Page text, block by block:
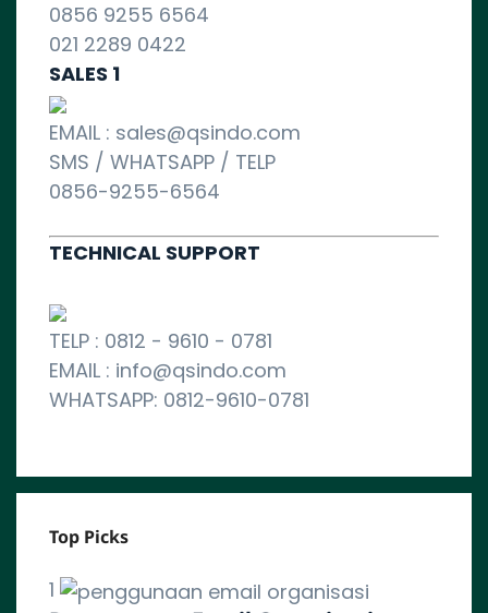
0856 9255 6564
021 2289 0422
SALES 1
EMAIL : sales@qsindo.com
SMS / WHATSAPP / TELP
0856-9255-6564
TECHNICAL SUPPORT
TELP : 0812 - 9610 - 0781
EMAIL : info@qsindo.com
WHATSAPP: 0812-9610-0781
Top Picks
1